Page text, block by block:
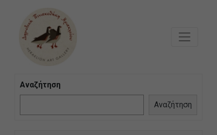
Αναζήτηση
Αναζήτηση